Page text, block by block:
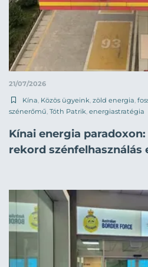
21/07/2026
Kína, Közös ügyeink, zöld energia,
szénerőmű, Tóth Patrik, energiastratégia
Kínai energia
rekord szénfelhasználás